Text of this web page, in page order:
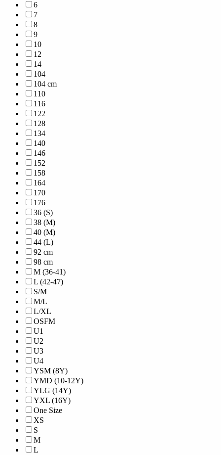
6
7
8
9
10
12
14
104
104 cm
110
116
122
128
134
140
146
152
158
164
170
176
36 (S)
38 (M)
40 (M)
44 (L)
92 cm
98 cm
M (36-41)
L (42-47)
S/M
M/L
L/XL
OSFM
U1
U2
U3
U4
YSM (8Y)
YMD (10-12Y)
YLG (14Y)
YXL (16Y)
One Size
XS
S
M
L